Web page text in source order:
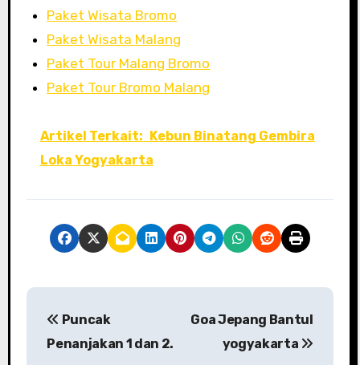
Paket Wisata Bromo
Paket Wisata Malang
Paket Tour Malang Bromo
Paket Tour Bromo Malang
Artikel Terkait: Kebun Binatang Gembira
Loka Yogyakarta
P
Puncak
Penanjakan 1 dan 2.
Goa Jepang Bantul
yogyakarta